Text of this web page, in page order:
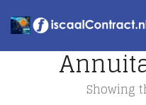
Showing